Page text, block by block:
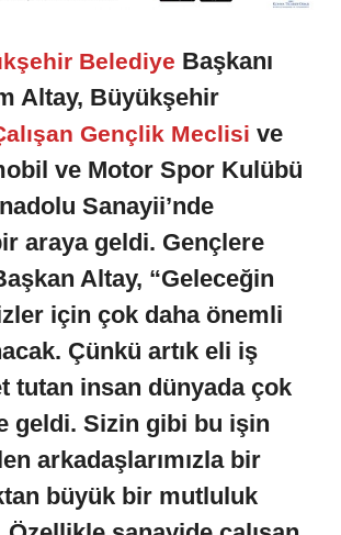
Belediye Başkanı
Altay, Büyükşehir
Gençlik Meclisi ve
ve Motor Spor Kulübü
Sanayii’nde
araya geldi. Gençlere
Altay, “Geleceğin
için çok daha önemli
Çünkü artık eli iş
tutan insan dünyada çok
geldi. Sizin gibi bu işin
arkadaşlarımızla bir
büyük bir mutluluk